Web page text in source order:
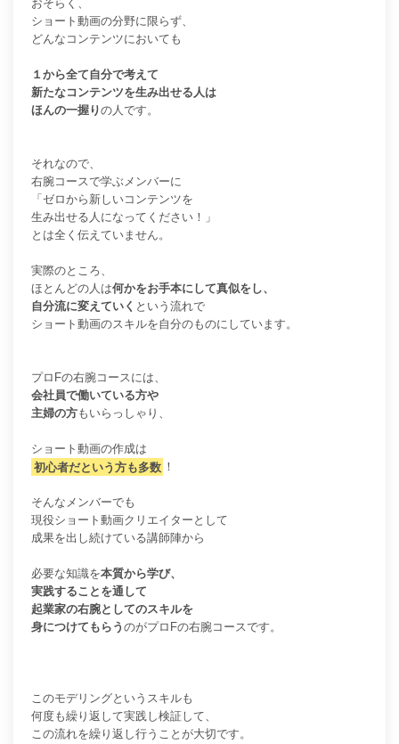
おそらく、
ショート動画の分野に限らず、
どんなコンテンツにおいても
１から全て自分で考えて
新たなコンテンツを生み出せる人は
ほんの一握りの人です。
それなので、
右腕コースで学ぶメンバーに
「ゼロから新しいコンテンツを
生み出せる人になってください！」
とは全く伝えていません。
実際のところ、
ほとんどの人は何かをお手本にして真似をし、
自分流に変えていく という流れで
ショート動画のスキルを自分のものにしています。
プロFの右腕コースには、
会社員で働いている方や
主婦の方もいらっしゃり、
ショート動画の作成は
初心者だという方も多数 ！
そんなメンバーでも
現役ショート動画クリエイターとして
成果を出し続けている講師陣から
必要な知識を本質から学び、
実践することを通して
起業家の右腕としてのスキルを
身につけてもらう のがプロFの右腕コースです。
このモデリングというスキルも
何度も繰り返して実践し検証して、
この流れを繰り返し行うことが大切です。